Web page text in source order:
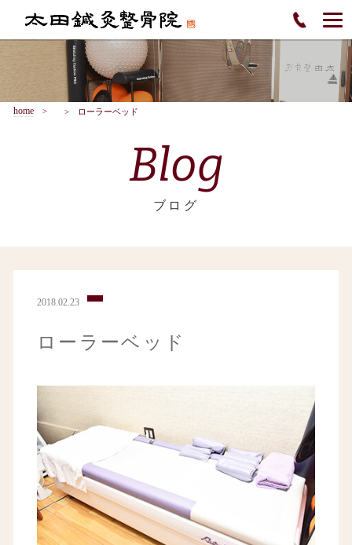
home ローラーベッド
Blog
ブログ
2018.02.23
ローラーベッド